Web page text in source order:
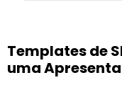
Templates de
uma